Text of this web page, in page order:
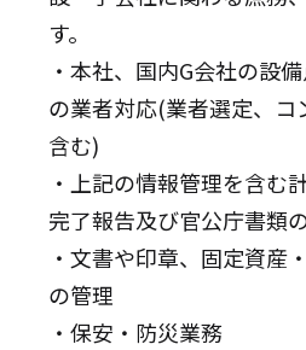
す。
・本社、国内G会社の設
の業者対応(業者選定、コ
含む)
・上記の情報管理を含む
完了報告及び官公庁書類
・文書や印章、固定資産
の管理
・保安・防災業務